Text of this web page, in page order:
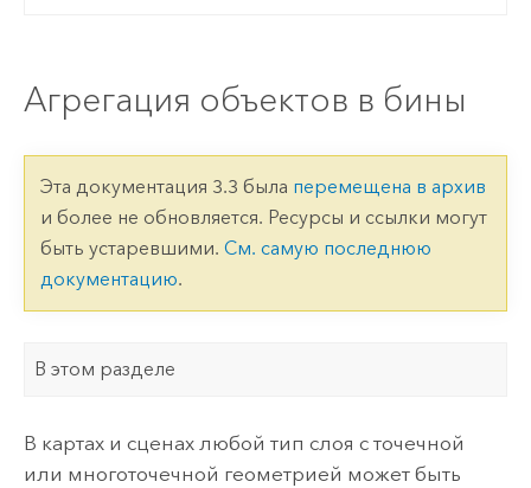
Агрегация объектов в бины
Эта документация 3.3 была перемещена в архив
и более не обновляется. Ресурсы и ссылки могут
быть устаревшими. См. самую последнюю
документацию.
В этом разделе
В картах и сценах любой тип слоя с точечной
или многоточечной геометрией может быть